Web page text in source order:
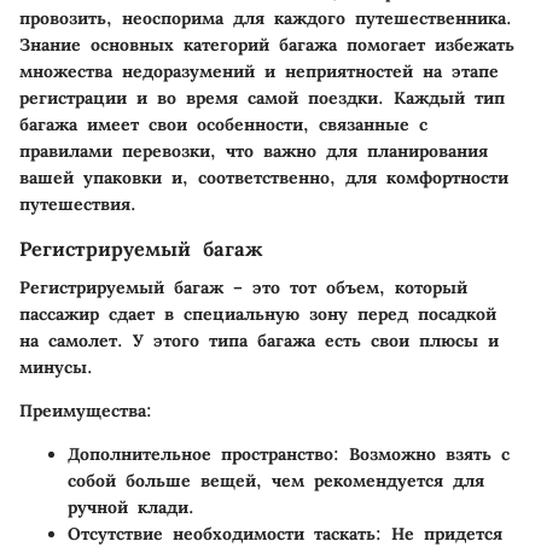
провозить, неоспорима для каждого путешественника.
Знание основных категорий багажа помогает избежать
множества недоразумений и неприятностей на этапе
регистрации и во время самой поездки. Каждый тип
багажа имеет свои особенности, связанные с
правилами перевозки, что важно для планирования
вашей упаковки и, соответственно, для комфортности
путешествия.
Регистрируемый багаж
Регистрируемый багаж – это тот объем, который
пассажир сдает в специальную зону перед посадкой
на самолет. У этого типа багажа есть свои плюсы и
минусы.
Преимущества:
Дополнительное пространство: Возможно взять с
собой больше вещей, чем рекомендуется для
ручной клади.
Отсутствие необходимости таскать: Не придется